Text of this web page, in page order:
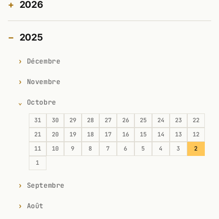
2026
2025
Décembre
Novembre
Octobre
31 30 29 28 27 26 25 24 23
22
21
20 19 18 17 16 15 14 13
12
11
10 9 8 7 6 5 4 3
2
1
Septembre
Août